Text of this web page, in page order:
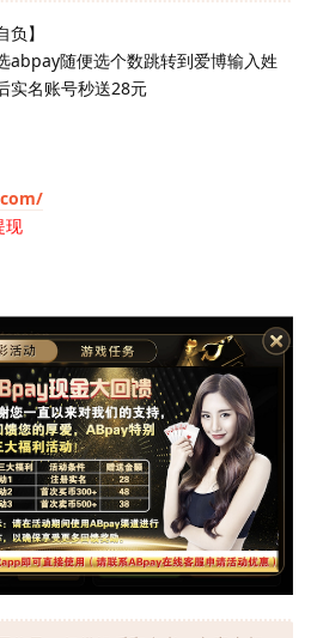
】
abpay随便选个数跳转到爱博输入姓
实名账号秒送28元
现